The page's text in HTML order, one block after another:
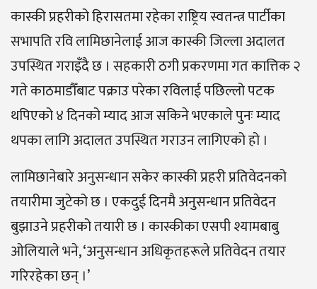
कास्की प्रहरीको हिरासतमा रहेका राष्ट्रिय स्वतन्त्र पार्टीका
सभापति रवि लामिछानेलाई आज कास्की जिल्ला अदालत
उपस्थित गराइँदै छ । सहकारी ठगी प्रकरणमा गत कात्तिक २
गते काठमाडौँबाट पक्राउ परेका रविलाई पछिल्लो पटक
थपिएको ४ दिनको म्याद आज सकिने भएकाले पुनः म्याद
थपका लागि अदालत उपस्थित गराउन लागिएको हो ।
लामिछानेबारे अनुसन्धान सकेर कास्की प्रहरी प्रतिवेदनको
तयारीमा जुटेको छ । एकदुई दिनमै अनुसन्धान प्रतिवेदन
बुझाउने प्रहरीको तयारी छ । कास्कीका एसपी श्यामबाबु
ओलियाले भने, ‘अनुसन्धान अधिकृतहरूले प्रतिवेदन तयार
गरिरहेका छन् ।’